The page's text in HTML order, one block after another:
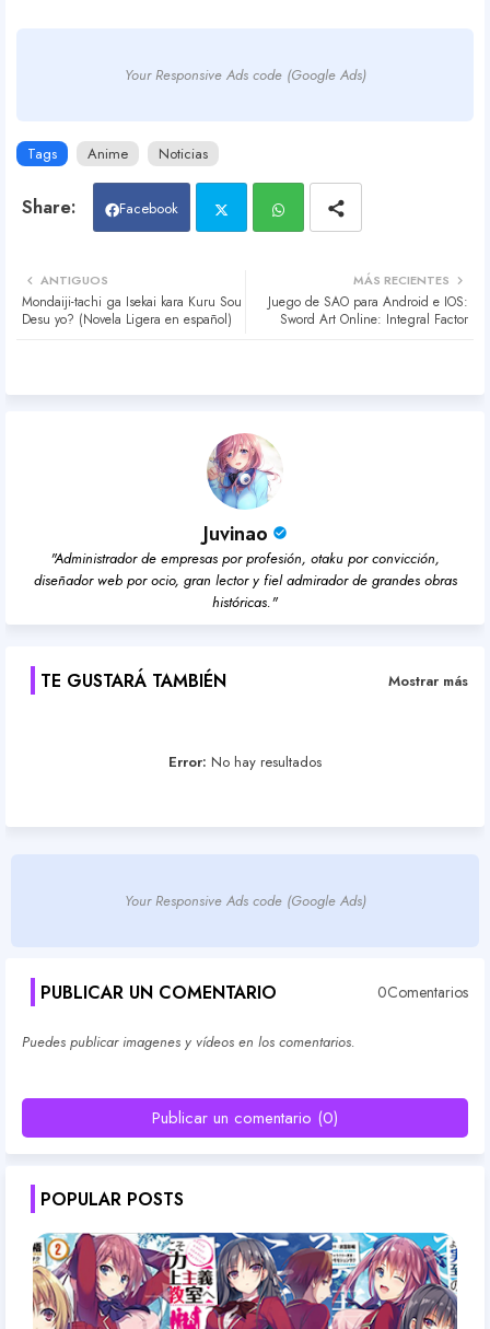
Your Responsive Ads code (Google Ads)
Tags Anime Noticias
Facebook
ter atsa
MÁS RECIENTES
Juego de SAO para Android e IOS:
Sword Art Online: Integral Factor
ANTIGUOS
Mondaiji-tachi ga Isekai kara Kuru Sou
Desu yo? (Novela Ligera en español)
Juvinao
"Administrador de empresas por profesión, otaku por convicción,
diseñador web por ocio, gran lector y fiel admirador de grandes obras
históricas."
TE GUSTARÁ TAMBIÉN Mostrar más
Error: No hay resultados
Your Responsive Ads code (Google Ads)
PUBLICAR UN COMENTARIO 0Comentarios
Puedes publicar imagenes y vídeos en los comentarios.
Publicar un comentario (0)
POPULAR POSTS